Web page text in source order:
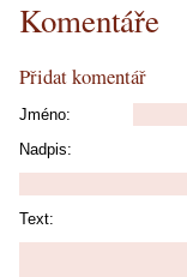
Komentáře
Přidat komentář
Jméno:
Nadpis:
Text: